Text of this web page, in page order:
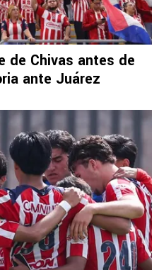
de Chivas antes de
ante Juárez